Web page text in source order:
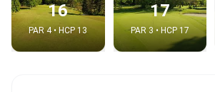
16
PAR 4 • HCP 13
17
PAR 3 • HCP 17